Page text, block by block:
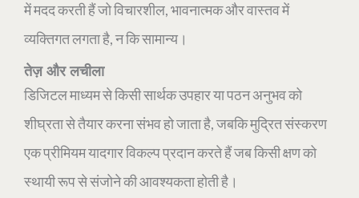
में मदद करती हैं जो विचारशील, भावनात्मक और वास्तव में
व्यक्तिगत लगता है, न कि सामान्य।
तेज़ और लचीला
डिजिटल माध्यम से किसी सार्थक उपहार या पठन अनुभव को
शीघ्रता से तैयार करना संभव हो जाता है, जबकि मुद्रित संस्करण
एक प्रीमियम यादगार विकल्प प्रदान करते हैं जब किसी क्षण को
स्थायी रूप से संजोने की आवश्यकता होती है।